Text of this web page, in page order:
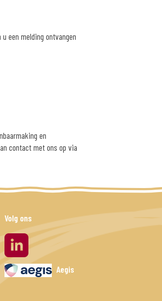
een melding ontvangen
en
contact met ons op via
Volg ons
linkedin
Aegis